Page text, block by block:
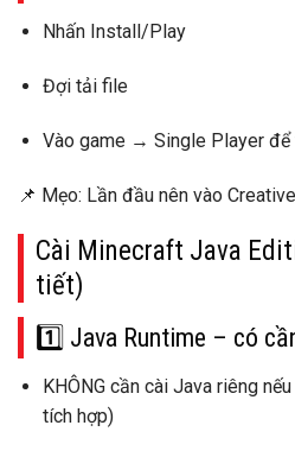
Nhấn Install/Play
Đợi tải file
Vào game → Single Playerđể
📌 Mẹo: Lần đầu nên vào Creative
Cài Minecraft Java
tiết)
1️⃣ Java Runtime – có
KHÔNG cần cài Java riêngnếu
tích hợp)